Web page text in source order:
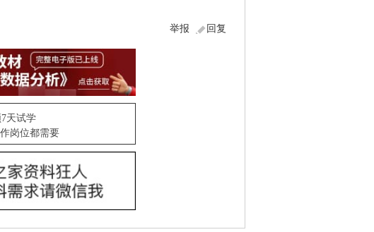
回复
举报
7天试学
岗位都需要